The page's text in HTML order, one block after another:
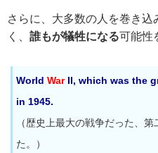
さらに、大多数の人を巻き
く、 誰もが犠牲になる可能性
World War II, which was the
in 1945.
（歴史上最大の戦争だった、
た。）